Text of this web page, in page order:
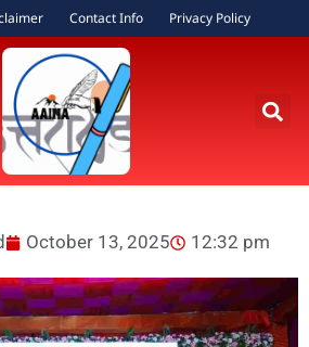
Contact Info Privacy Policy
October 13, 2025 12:32 pm